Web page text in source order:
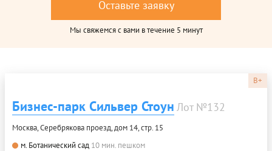
Оставьте заявку
Мы свяжемся с вами в течение 5 минут
B+
Бизнес-парк Сильвер Стоун Лот №132
Москва, Серебрякова проезд, дом 14, стр. 15
м. Ботанический сад 10 мин. пешком